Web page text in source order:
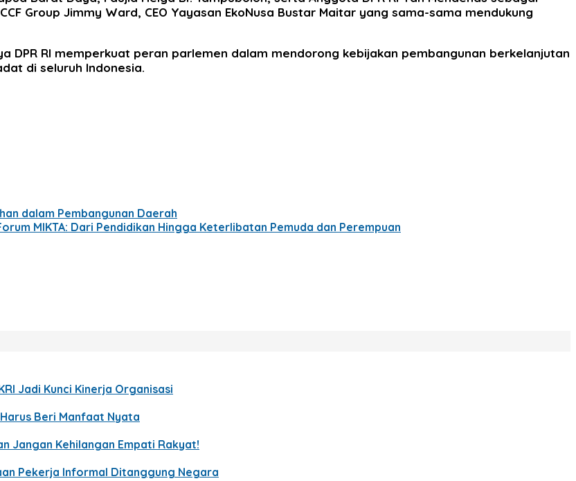
Group Jimmy Ward, CEO Yayasan EkoNusa Bustar Maitar yang sama-sama mendukung
DPR RI memperkuat peran parlemen dalam mendorong kebijakan pembangunan berkelanjutan
di seluruh Indonesia.
dalam Pembangunan Daerah
MIKTA: Dari Pendidikan Hingga Keterlibatan Pemuda dan Perempuan
Jadi Kunci Kinerja Organisasi
Beri Manfaat Nyata
Jangan Kehilangan Empati Rakyat!
Pekerja Informal Ditanggung Negara